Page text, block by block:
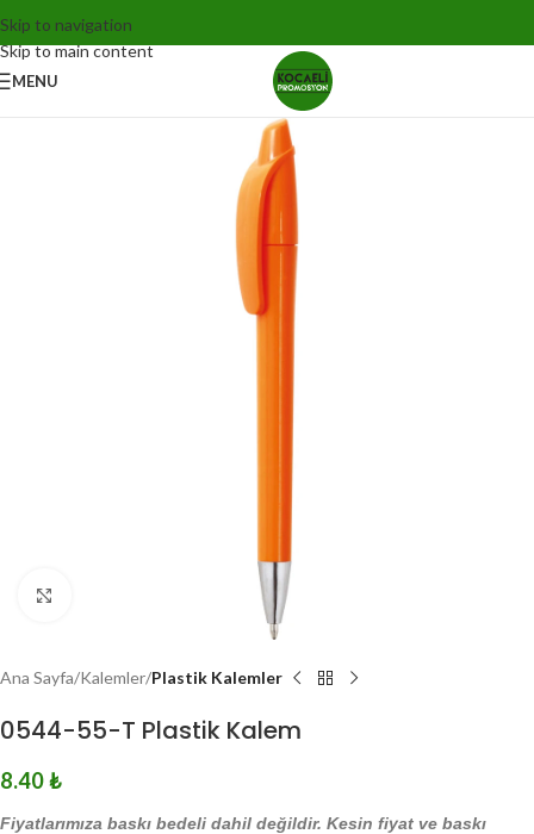
Skip to navigation
Skip to main content
MENU
Ana Sayfa Kalemler Plastik Kalemler
0544-55-T Plastik Kalem
8.40₺
Fiyatlarımıza baskı bedeli dahil değildir. Kesin fiyat ve baskı